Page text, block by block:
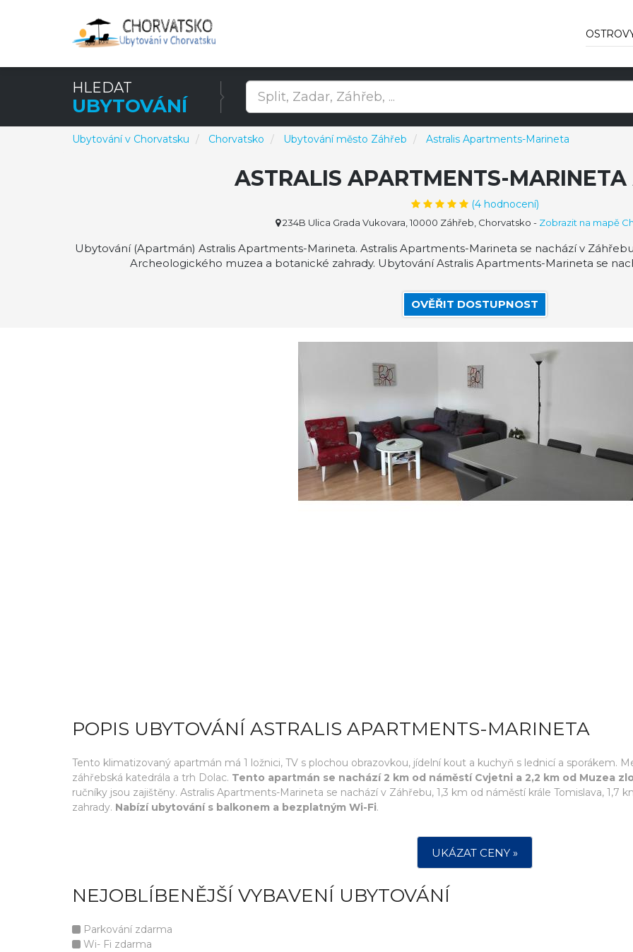
HLEDAT
UBYTOVÁNÍ
Ubytování v Chorvatsku Chorvatsko Ubytování město Záhřeb Astralis Apartments-Marineta
ASTRALIS APARTMENTS-MARINETA
(4hodnocení)
234B Ulica Grada Vukovara, 10000 Záhřeb, Chorvatsko - Zobrazit na mapě
Ubytování (Apartmán) Astralis Apartments-Marineta. Astralis Apartments-Marineta se nachází v
Archeologického muzea a botanické zahrady. Ubytování Astralis Apartments-Marineta se
OVĚŘIT DOSTUPNOST
POPIS UBYTOVÁNÍ ASTRALIS APARTMENTS-MARINETA
Tento klimatizovaný apartmán má 1 ložnici, TV s plochou obrazovkou, jídelní kout a kuchyň s lednicí a sporákem.
záhřebská katedrála a trh Dolac. Tento apartmán se nachází 2 km od náměstí Cvjetni a 2,2 km od Muzea
ručníky jsou zajištěny. Astralis Apartments-Marineta se nachází v Záhřebu, 1,3 km od náměstí krále Tomislava,
zahrady. Nabízí ubytování s balkonem a bezplatným Wi-Fi.
UKÁZAT CENY »
NEJOBLÍBENĚJŠÍ VYBAVENÍ UBYTOVÁNÍ
Parkování zdarma
Wi- Fi zdarma